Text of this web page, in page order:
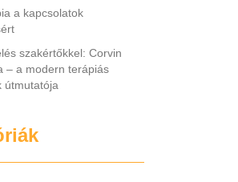
a kapcsolatok
szakértőkkel: Corvin
– a modern terápiás
útmutatója